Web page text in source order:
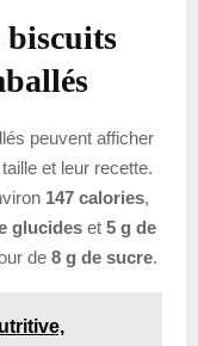
biscuits
peuvent afficher
et leur recette.
147 calories,
glucides et 5 g de
de 8 g de sucre.